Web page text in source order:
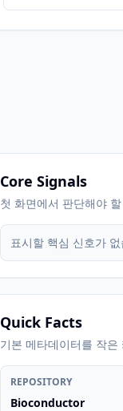
Core Signals
첫 화면에서 판단해야
표시할 핵심 신호가
Quick Facts
기본 메타데이터를 작
REPOSITORY
Bioconductor